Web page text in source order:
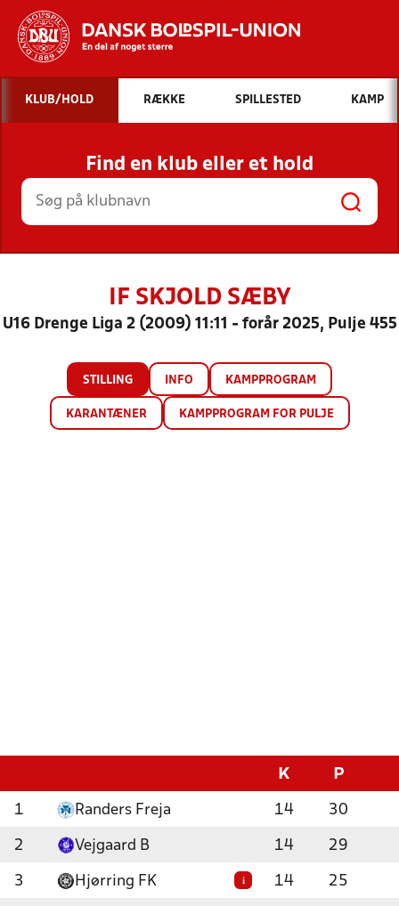
Hvad vil du søge efter?
INDHOLD OG NYHEDER
STILLINGER, RESULTATER, KLUBBER OG
HOLD
KLUB/HOLD RÆKKE SPILLESTED KAMP
Find en klub eller et hold
IF SKJOLD SÆBY
U16 Drenge Liga 2 (2009) 11:11 - forår 2025, Pulje 455
STILLING INFO KAMPPROGRAM
KARANTÆNER KAMPPROGRAM FOR PULJE
K P
1 Randers Freja 14 30
2 Vejgaard B 14 29
3 Hjørring FK i 14 25